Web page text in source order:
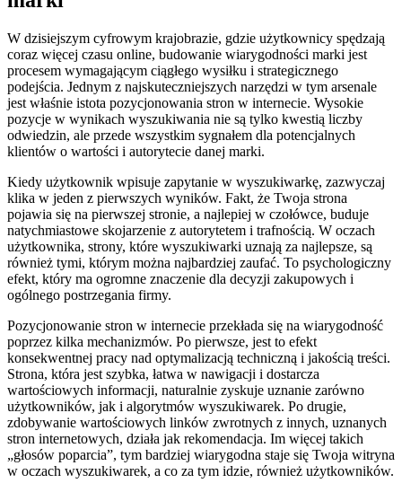
W dzisiejszym cyfrowym krajobrazie, gdzie użytkownicy spędzają
coraz więcej czasu online, budowanie wiarygodności marki jest
procesem wymagającym ciągłego wysiłku i strategicznego
podejścia. Jednym z najskuteczniejszych narzędzi w tym arsenale
jest właśnie istota pozycjonowania stron w internecie. Wysokie
pozycje w wynikach wyszukiwania nie są tylko kwestią liczby
odwiedzin, ale przede wszystkim sygnałem dla potencjalnych
klientów o wartości i autorytecie danej marki.
Kiedy użytkownik wpisuje zapytanie w wyszukiwarkę, zazwyczaj
klika w jeden z pierwszych wyników. Fakt, że Twoja strona
pojawia się na pierwszej stronie, a najlepiej w czołówce, buduje
natychmiastowe skojarzenie z autorytetem i trafnością. W oczach
użytkownika, strony, które wyszukiwarki uznają za najlepsze, są
również tymi, którym można najbardziej zaufać. To psychologiczny
efekt, który ma ogromne znaczenie dla decyzji zakupowych i
ogólnego postrzegania firmy.
Pozycjonowanie stron w internecie przekłada się na wiarygodność
poprzez kilka mechanizmów. Po pierwsze, jest to efekt
konsekwentnej pracy nad optymalizacją techniczną i jakością treści.
Strona, która jest szybka, łatwa w nawigacji i dostarcza
wartościowych informacji, naturalnie zyskuje uznanie zarówno
użytkowników, jak i algorytmów wyszukiwarek. Po drugie,
zdobywanie wartościowych linków zwrotnych z innych, uznanych
stron internetowych, działa jak rekomendacja. Im więcej takich
„głosów poparcia”, tym bardziej wiarygodna staje się Twoja witryna
w oczach wyszukiwarek, a co za tym idzie, również użytkowników.